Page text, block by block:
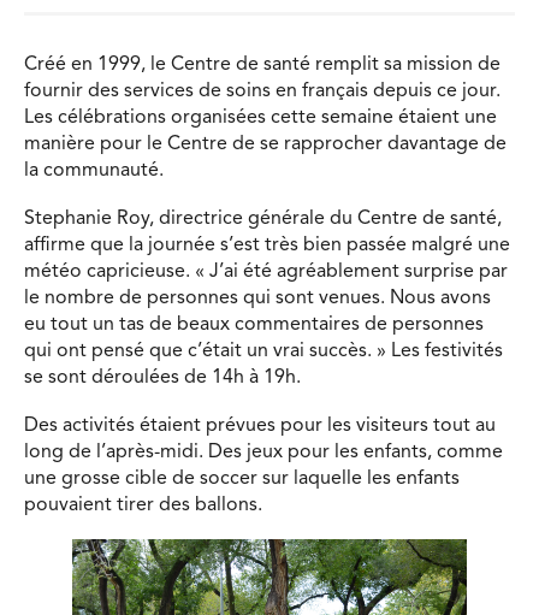
Créé en 1999, le Centre de santé remplit sa mission de
fournir des services de soins en français depuis ce jour.
Les célébrations organisées cette semaine étaient une
manière pour le Centre de se rapprocher davantage de
la communauté.
Stephanie Roy, directrice générale du Centre de santé,
affirme que la journée s’est très bien passée malgré une
météo capricieuse. « J’ai été agréablement surprise par
le nombre de personnes qui sont venues. Nous avons
eu tout un tas de beaux commentaires de personnes
qui ont pensé que c’était un vrai succès. » Les festivités
se sont déroulées de 14h à 19h.
Des activités étaient prévues pour les visiteurs tout au
long de l’après-midi. Des jeux pour les enfants, comme
une grosse cible de soccer sur laquelle les enfants
pouvaient tirer des ballons.